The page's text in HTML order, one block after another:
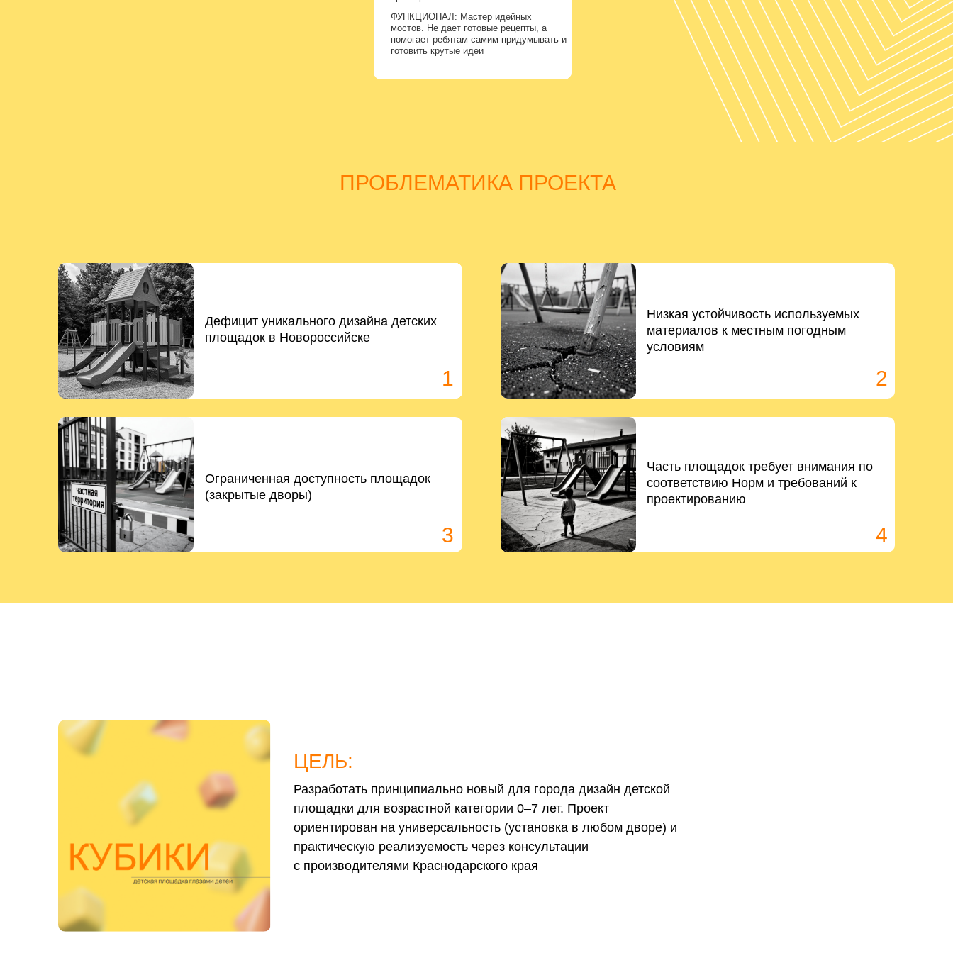
ФУНКЦИОНАЛ: Мастер идейных
мостов. Не дает готовые рецепты, а
помогает ребятам самим придумывать и
готовить крутые идеи
ФУНКЦИОНАЛ: Мастер идейных
мостов. Не дает готовые рецепты, а
помогает ребятам самим придумывать и
готовить крутые идеи
ПРОБЛЕМАТИКА ПРОЕКТА
3
Дефицит уникального дизайна детских
площадок в Новороссийске
1
4
Часть площадок требует внимания по
соответствию Норм и требований к
проектированию
3
Ограниченная доступность площадок
(закрытые дворы)
Низкая устойчивость используемых
материалов к местным погодным
условиям
2
ЦЕЛЬ:
Разработать принципиально новый для города дизайн детской
площадки для возрастной категории 0–7 лет. Проект
ориентирован на универсальность (установка в любом дворе) и
практическую реализуемость через консультации
с производителями Краснодарского края